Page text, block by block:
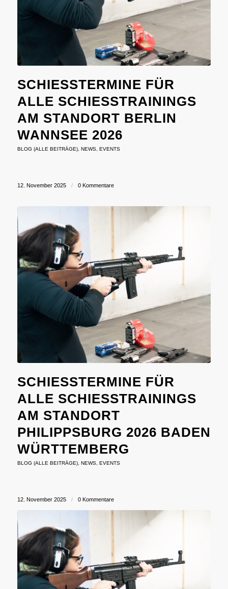
SCHIESSTERMINE FÜR A
LLE SCHIESSTRAININGS AM
STANDORT BERLIN WA
NNSEE 2026
BLOG (ALLE BEITRÄGE), NEWS, EVENTS
12. November 2025 / 0 Kommentare
SCHIESSTERMINE FÜR A
LLE SCHIESSTRAININGS AM
STANDORT PH
ILIPPSBURG 2026 BADEN WÜ
RTTEMBERG
BLOG (ALLE BEITRÄGE), NEWS, EVENTS
12. November 2025 / 0 Kommentare